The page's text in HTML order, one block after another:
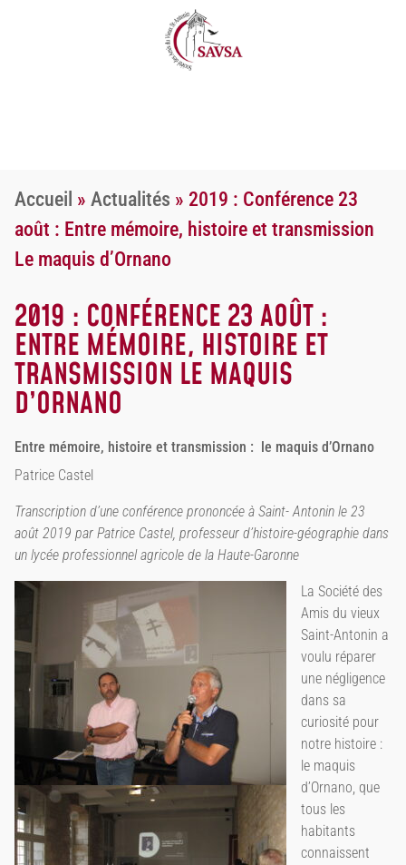
Accueil » Actualités » 2019 : Conférence 23
août : Entre mémoire, histoire et transmission
Le maquis d’Ornano
2019 : CONFÉRENCE 23 AOÛT :
ENTRE MÉMOIRE, HISTOIRE ET
TRANSMISSION LE MAQUIS
D’ORNANO
Entre mémoire, histoire et transmission : le maquis d’Ornano
Patrice Castel
Transcription d’une conférence prononcée à Saint- Antonin le 23
août 2019 par Patrice Castel, professeur d’histoire-géographie dans
un lycée professionnel agricole de la Haute-Garonne
La Société des
Amis du vieux
Saint-Antonin a
voulu réparer
une négligence
dans sa
curiosité pour
notre histoire :
le maquis
d’Ornano, que
tous les
habitants
connaissent